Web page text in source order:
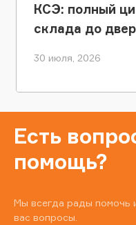
КСЭ: полный
склада до
30 июля, 2026
Есть
помощь?
Мы всегда рады помочь
вас вопросы.